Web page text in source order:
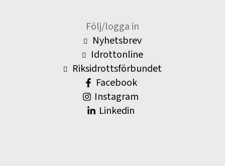
Följ/logga in
Nyhetsbrev
Idrottonline
Riksidrottsförbundet
Facebook
Instagram
Linkedin